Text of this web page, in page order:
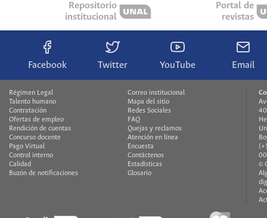
Repositorio
institucional
Portal de
revistas
Facebook Twitter YouTube Email
Régimen Legal
Talento humano
Contratación
Ofertas de empleo
Rendición de cuentas
Concurso docente
Pago Virtual
Control interno
Calidad
Buzón de notificaciones
Correo institucional
Mapa del sitio
Redes Sociales
FAQ
Quejas y reclamos
Atención en línea
Encuesta
Contáctenos
Estadísticas
Glosario
©